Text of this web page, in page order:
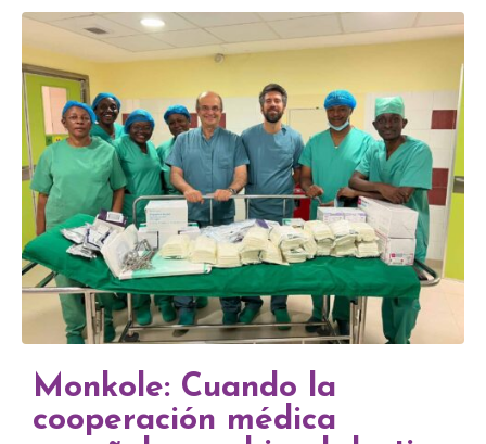
Monkole: Cuando la
cooperación médica